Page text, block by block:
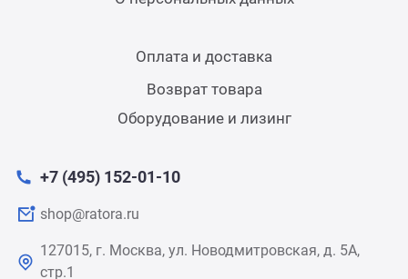
Оплата и доставка
Возврат товара
Оборудование и лизинг
+7 (495) 152-01-10
shop@ratora.ru
127015, г. Москва, ул. Новодмитровская, д. 5А,
стр.1